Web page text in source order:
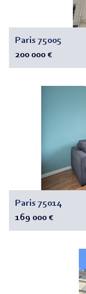
Paris 75005
200 000 €
Paris 75014
169 000 €